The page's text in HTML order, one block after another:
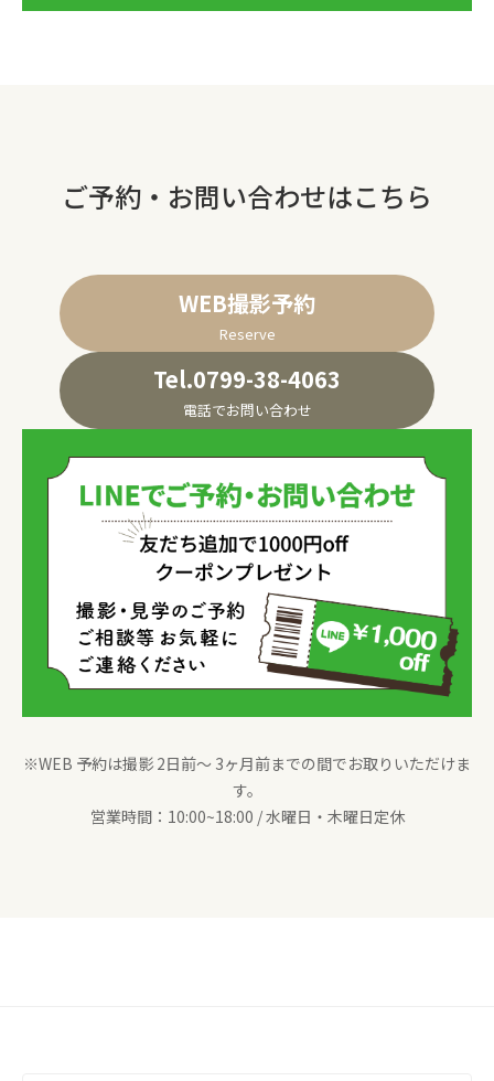
ご予約・お問い合わせはこちら
WEB撮影予約
Reserve
Tel.0799-38-4063
電話でお問い合わせ
※WEB 予約は撮影 2日前〜 3ヶ月前までの間でお取りいただけま
す。
営業時間：10:00~18:00 / 水曜日・木曜日定休